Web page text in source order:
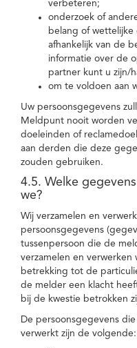
verbeteren;
onderzoek of
belang of
afhankelijk van de
informatie over de
partner kunt u zijn/
om te voldoen aan
Uw persoonsgegevens
Meldpunt nooit worden
doeleinden of
aan derden die deze
zouden gebruiken.
4.5. Welke
we?
Wij verzamelen en
persoonsgegevens
tussenpersoon die de
verzamelen en
betrekking tot de
de melder een klacht
bij de kwestie betrokken
De persoonsgegevens
verwerkt zijn de volgende: